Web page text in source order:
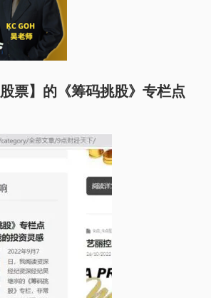
票】的《筹码挑股》专栏点